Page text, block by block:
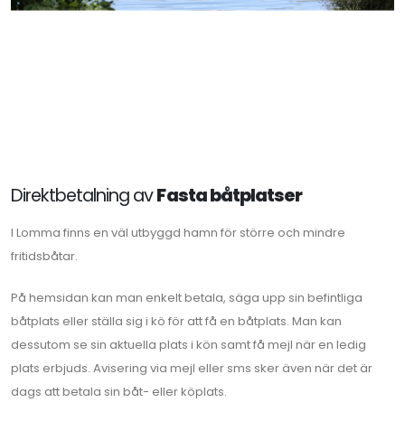
Direktbetalning avFasta båtplatser
I Lomma finns en väl utbyggd hamn för större och mindre
fritidsbåtar.
På hemsidan kan man enkelt betala, säga upp sin befintliga
båtplats eller ställa sig i kö för att få en båtplats. Man kan
dessutom se sin aktuella plats i kön samt få mejl när en ledig
plats erbjuds. Avisering via mejl eller sms sker även när det är
dags att betala sin båt- eller köplats.